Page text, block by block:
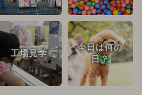
工場見学
今日は何の
日？